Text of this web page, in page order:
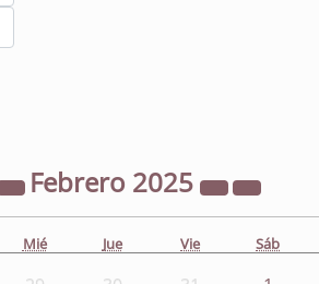
Febrero 2025
Mié Jue Vie Sáb